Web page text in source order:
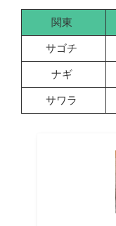
関東
サゴチ
ナギ
サワラ